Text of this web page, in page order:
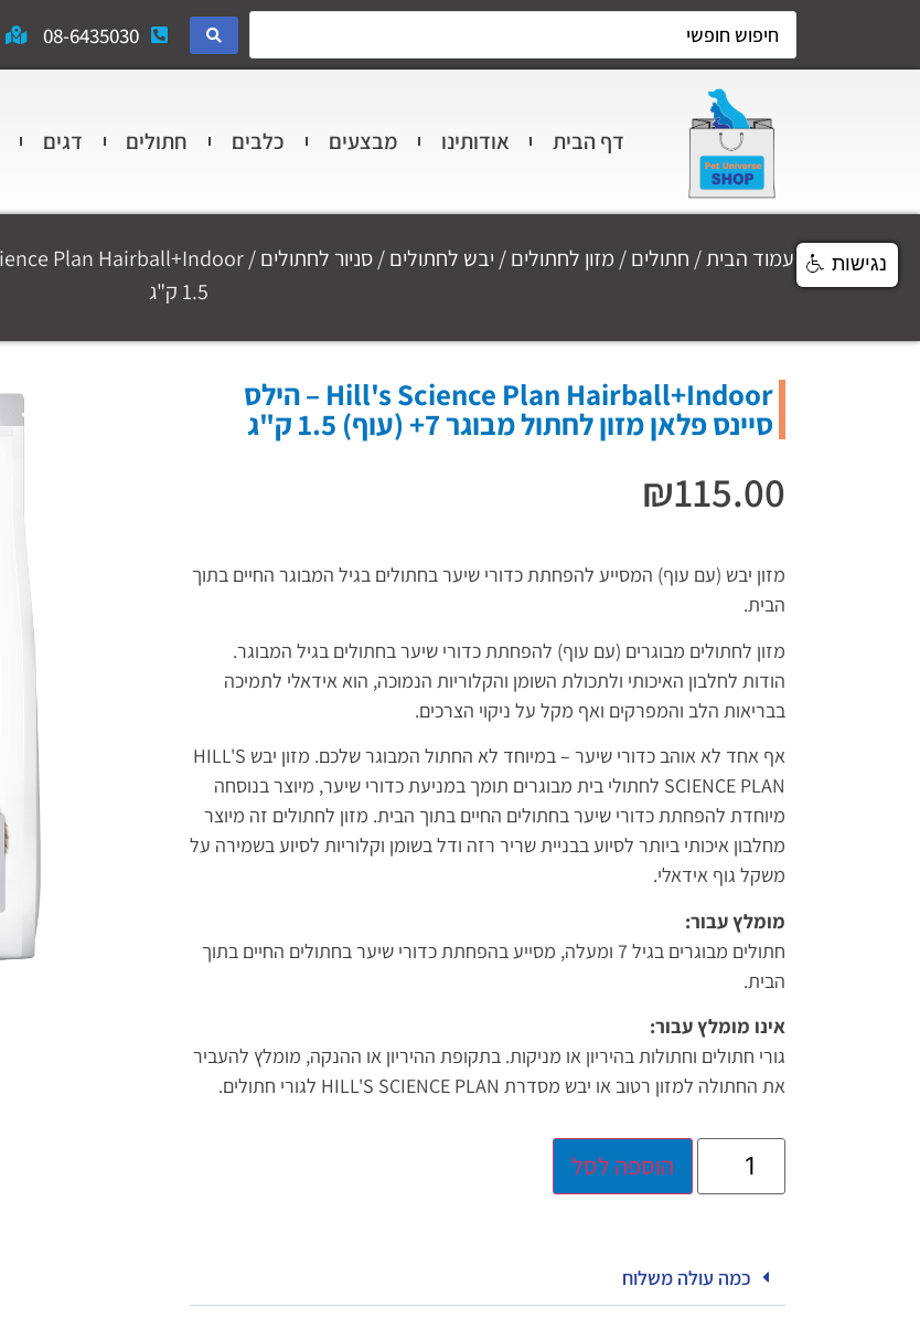
08-6435030
דף הבית אודותינו מבצעים כלבים חתולים דגים
עמוד הבית/ חתולים/ מזון לחתולים/ יבש לחתולים/סניור לחתולים
1.5 ק"ג
Hill's Science Plan Hairball+Indoor – הילס
סיינס פלאן מזון לחתול מבוגר 7+ (עוף) 1.5 ק"ג
₪115.00
מזון יבש (עם עוף) המסייע להפחתת כדורי שיער בחתולים בגיל המבוגר החיים בתוך
הבית.
מזון לחתולים מבוגרים (עם עוף) להפחתת כדורי שיער בחתולים בגיל המבוגר.
הודות לחלבון האיכותי ולתכולת השומן והקלוריות הנמוכה, הוא אידאלי לתמיכה
בבריאות הלב והמפרקים ואף מקל על ניקוי הצרכים.
אף אחד לא אוהב כדורי שיער – במיוחד לא החתול המבוגר שלכם. מזון יבש HILL'S
SCIENCE PLAN לחתולי בית מבוגרים תומך במניעת כדורי שיער, מיוצר בנוסחה
מיוחדת להפחתת כדורי שיער בחתולים החיים בתוך הבית. מזון לחתולים זה מיוצר
מחלבון איכותי ביותר לסיוע בבניית שריר רזה ודל בשומן וקלוריות לסיוע בשמירה על
משקל גוף אידאלי.
מומלץ עבור:
חתולים מבוגרים בגיל 7 ומעלה, מסייע בהפחתת כדורי שיער בחתולים החיים בתוך
הבית.
אינו מומלץ עבור:
גורי חתולים וחתולות בהיריון או מניקות. בתקופת ההיריון או ההנקה, מומלץ להעביר
את החתולה למזון רטוב או יבש מסדרת HILL'S SCIENCE PLAN לגורי חתולים.
הוספה לסל
כמה עולה משלוח
נגישות